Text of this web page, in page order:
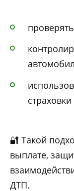
страховки
🔐 Такой
выплате,
ДТП.